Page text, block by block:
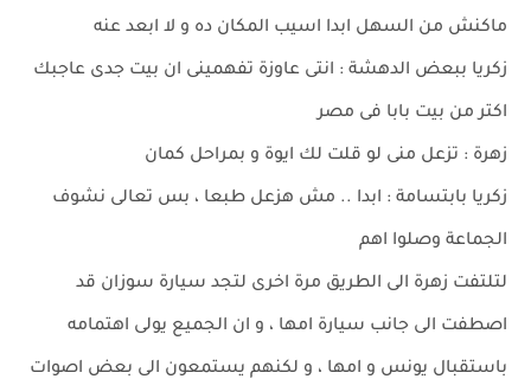
ماكنش من السهل ابدا اسيب المكان ده و لا ابعد عنه
زكريا ببعض الدهشة : انتى عاوزة تفهمينى ان بيت جدى عاجبك
اكتر من بيت بابا فى مصر
زهرة : تزعل منى لو قلت لك ايوة و بمراحل كمان
زكريا بابتسامة : ابدا .. مش هزعل طبعا ، بس تعالى نشوف
الجماعة وصلوا اهم
لتلتفت زهرة الى الطريق مرة اخرى لتجد سيارة سوزان قد
اصطفت الى جانب سيارة امها ، و ان الجميع يولى اهتمامه
باستقبال يونس و امها ، و لكنهم يستمعون الى بعض اصوات